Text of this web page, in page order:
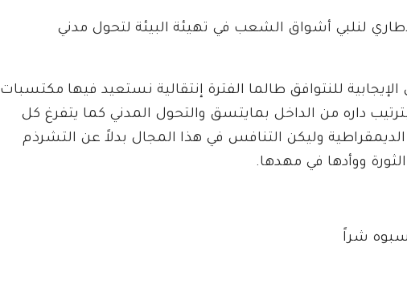
لنلبي أشواق الشعب في تهيئة البيئة لتحول مدني
للنتوافق طالما الفترة إنتقالية نستعيد فيها مكتسبات
داره من الداخل بمايتسق والتحول المدني كما يتفرغ كل
الديمقراطية وليكن التنافس في هذا المجال بدلاً عن التشرذم
ووأدها في مهدها.
شراً